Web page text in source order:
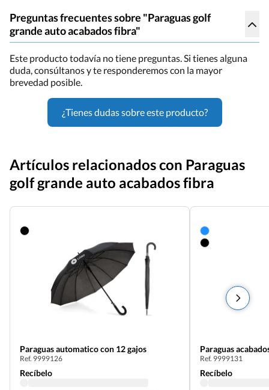
Preguntas frecuentes sobre "Paraguas golf
grande auto acabados fibra"
Este producto todavía no tiene preguntas. Si tienes alguna
duda, consúltanos y te responderemos con la mayor
brevedad posible.
¿Tienes dudas sobre este producto?
Artículos relacionados con Paraguas
golf grande auto acabados fibra
Paraguas automatico con 12 gajos
Ref. 9999126
Recíbelo
Paraguas
Ref. 9999131
Recíbelo